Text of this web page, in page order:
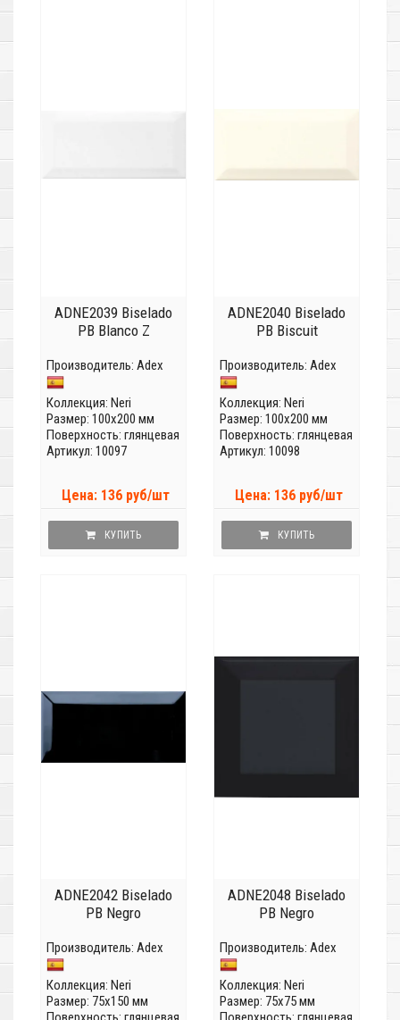
ADNE2039 Biselado
PB Blanco Z
Производитель: Adex
Коллекция: Neri
Размер: 100x200 мм
Поверхность: глянцевая
Артикул: 10097
Цена: 136 руб/шт
КУПИТЬ
ADNE2040 Biselado
PB Biscuit
Производитель: Adex
Коллекция: Neri
Размер: 100x200 мм
Поверхность: глянцевая
Артикул: 10098
Цена: 136 руб/шт
КУПИТЬ
ADNE2042 Biselado
PB Negro
Производитель: Adex
Коллекция: Neri
Размер: 75x150 мм
ADNE2048 Biselado
PB Negro
Производитель: Adex
Коллекция: Neri
Размер: 75x75 мм